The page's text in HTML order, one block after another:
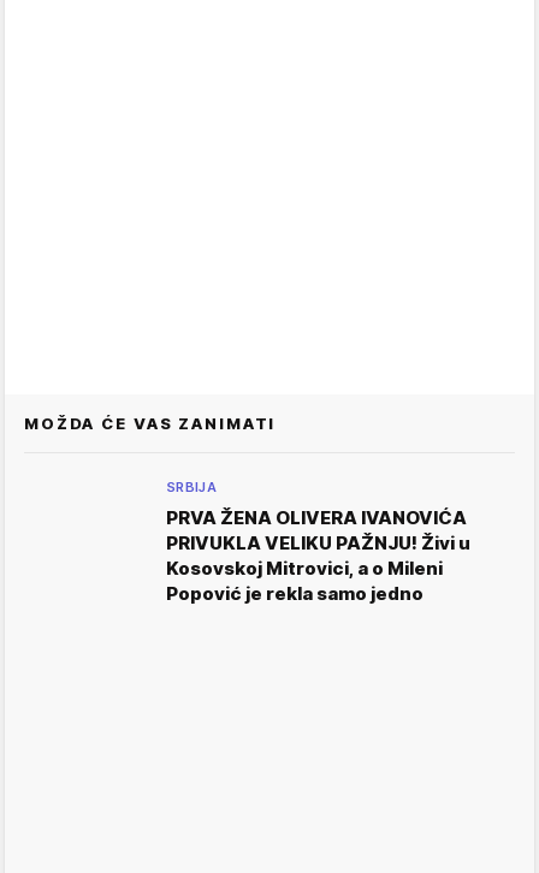
MOŽDA ĆE VAS ZANIMATI
SRBIJA
PRVA ŽENA OLIVERA IVANOVIĆA
PRIVUKLA VELIKU PAŽNJU! Živi u
Kosovskoj Mitrovici, a o Mileni
Popović je rekla samo jedno